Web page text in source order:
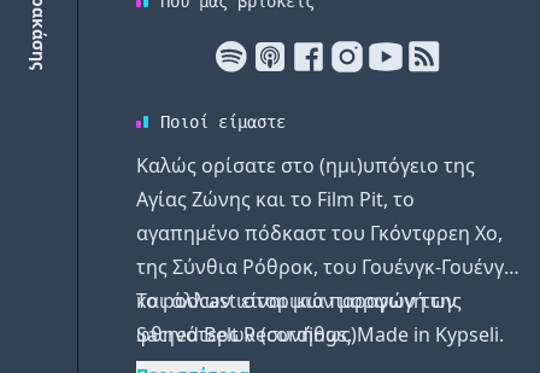
Ποιοί είμαστε
Καλώς ορίσατε στο (ημι)υπόγειο της
Αγίας Ζώνης και το Film Pit, το
αγαπημένο πόδκαστ του Γκόντφρεη Χο,
της Σύνθια Ρόθροκ, του Γουένγκ-Γουένγκ
και άλλων ιστορικών μορφών των
φθηνότερων (συνήθως)
Το podcast είναι μια παραγωγή της
Sacred Belt Recordings. Made in Kypseli.